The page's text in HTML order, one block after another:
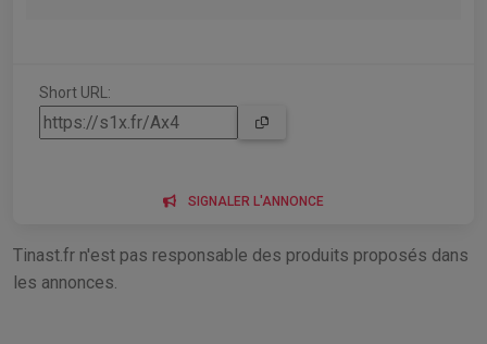
Short URL:
SIGNALER L'ANNONCE
Tinast.fr n'est pas responsable des produits proposés dans
les annonces.